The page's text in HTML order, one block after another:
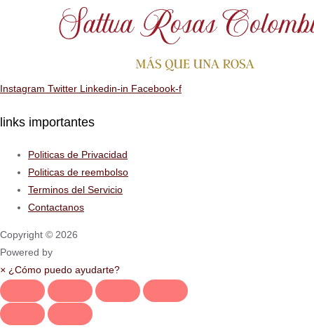
Instagram Twitter Linkedin-in Facebook-f
links importantes
Politicas de Privacidad
Politicas de reembolso
Terminos del Servicio
Contactanos
Copyright © 2026
Powered by
× ¿Cómo puedo ayudarte?